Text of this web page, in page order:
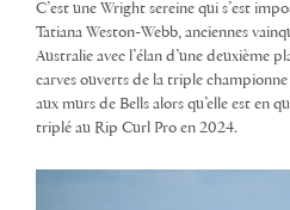
C’est une Wright sereine qui s’est
Tatiana Weston-Webb, anciennes
Australie avec l’élan d’une deuxième
carves ouverts de la triple
aux murs de Bells alors qu’elle est en
triplé au Rip Curl Pro en 2024.